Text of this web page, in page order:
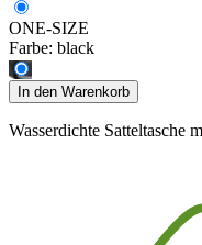
ONE-SIZE
Farbe: black
In den Warenkorb
Wasserdichte Satteltasche